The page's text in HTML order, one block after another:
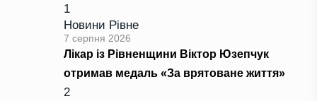
1
Новини Рівне
7 серпня 2026
Лікар із Рівненщини Віктор Юзепчук
отримав медаль «За врятоване життя»
2